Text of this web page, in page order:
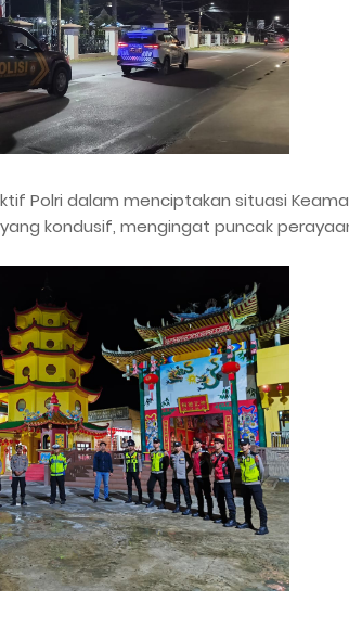
Polri dalam menciptakan situasi
kondusif, mengingat puncak